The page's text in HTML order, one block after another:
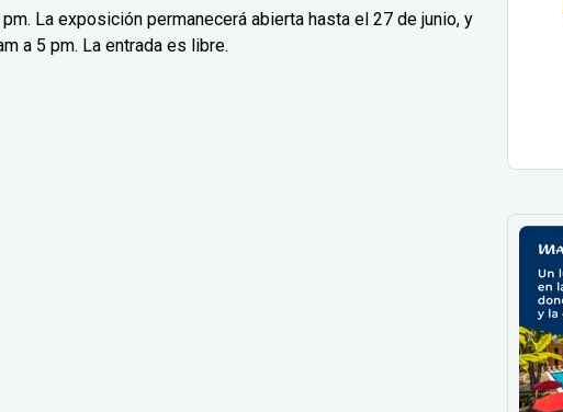
La exposición permanecerá abierta hasta el 27 de junio, y
a 5 pm. La entrada es libre.